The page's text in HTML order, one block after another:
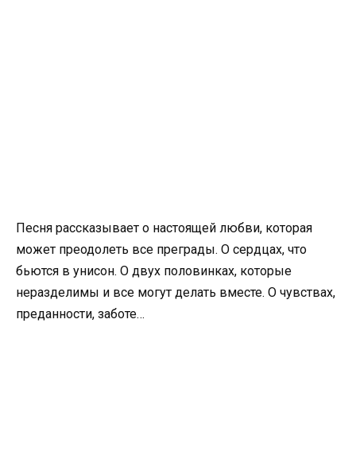
Песня рассказывает о настоящей любви, которая
может преодолеть все преграды. О сердцах, что
бьются в унисон. О двух половинках, которые
неразделимы и все могут делать вместе. О чувствах,
преданности, заботе…